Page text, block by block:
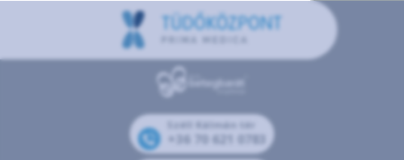
Széll Kálmán tér
+36 70 621 0783